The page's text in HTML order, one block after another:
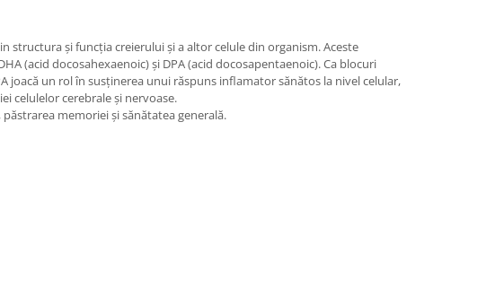
structura și funcția creierului și a altor celule din organism. Aceste
(acid docosahexaenoic) și DPA (acid docosapentaenoic). Ca blocuri
joacă un rol în susținerea unui răspuns inflamator sănătos la nivel celular,
celulelor cerebrale și nervoase.
memoriei și sănătatea generală.